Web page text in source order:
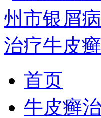
首页
牛皮癣